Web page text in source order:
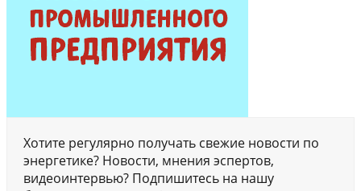
Хотите регулярно получать свежие новости по
энергетике? Новости, мнения эспертов,
видеоинтервью? Подпишитесь на нашу